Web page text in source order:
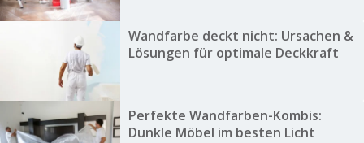
Wandfarbe deckt nicht: Ursachen &
Lösungen für optimale Deckkraft
Perfekte Wandfarben-Kombis:
Dunkle Möbel im besten Licht